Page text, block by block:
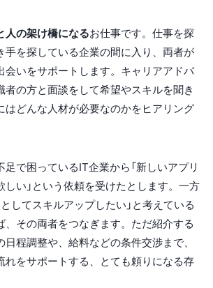
人の架け橋になるお仕事です。仕事を探
手を探している企業の間に入り、両者が
会いをサポートします。キャリアアドバ
者の方と面談をして希望やスキルを聞き
はどんな人材が必要なのかをヒアリング
で困っているIT企業から「新しいアプリ
しい」という依頼を受けたとします。一方
してスキルアップしたい」と考えている
、その両者をつなぎます。ただ紹介する
程調整や、給料などの条件交渉まで、
れをサポートする、とても頼りになる存